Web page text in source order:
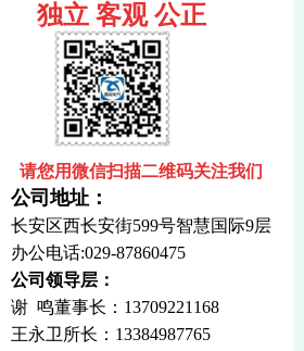
独立 客观 公正
请您用微信扫描二维码关注我们
公司地址：
长安区西长安街599号智慧国际9层
办公电话:029-87860475
公司领导层：
谢 鸣董事长：13709221168
王永卫所长： 13384987765